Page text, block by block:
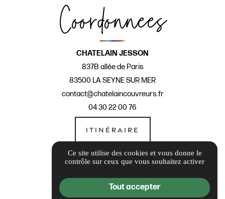
Coordonnées
CHATELAIN JESSON
837B allée de Paris
83500 LA SEYNE SUR MER
contact@chatelaincouvreurs.fr
04 30 22 00 76
ITINÉRAIRE
Horaires
Ce site utilise des cookies et vous donne le
contrôle sur ceux que vous souhaitez activer
Tout accepter